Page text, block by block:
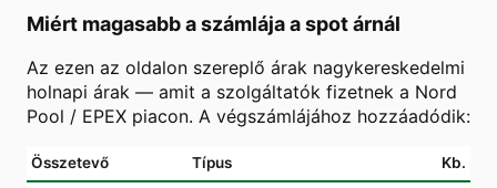
Miért magasabb a számlája a spot árnál
Az ezen az oldalon szereplő árak nagykereskedelmi
holnapi árak — amit a szolgáltatók fizetnek a Nord
Pool / EPEX piacon. A végszámlájához hozzáadódik:
Összetevő Típus Kb.